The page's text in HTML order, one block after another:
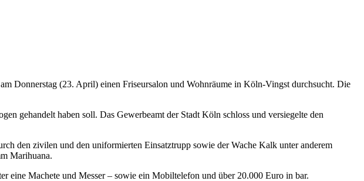
Donnerstag (23. April) einen Friseursalon und Wohnräume in Köln-Vingst durchsucht. Die
gehandelt haben soll. Das Gewerbeamt der Stadt Köln schloss und versiegelte den
den zivilen und den uniformierten Einsatztrupp sowie der Wache Kalk unter anderem
Marihuana.
eine Machete und Messer – sowie ein Mobiltelefon und über 20.000 Euro in bar.